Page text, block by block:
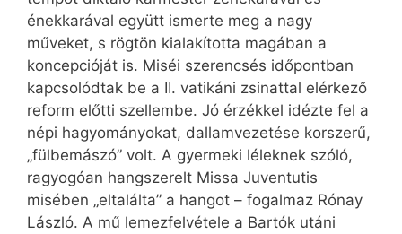
énekkarával együtt ismerte meg a nagy
műveket, s rögtön kialakította magában a
koncepcióját is. Miséi szerencsés időpontban
kapcsolódtak be a II. vatikáni zsinattal elérkező
reform előtti szellembe. Jó érzékkel idézte fel a
népi hagyományokat, dallamvezetése korszerű,
„fülbemászó” volt. A gyermeki léleknek szóló,
ragyogóan hangszerelt Missa Juventutis
misében „eltalálta” a hangot – fogalmaz Rónay
László. A mű lemezfelvétele a Bartók utáni